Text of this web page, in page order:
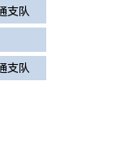
面试
支队
体能
告
支队